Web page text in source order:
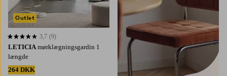
LETICIA mørklægningsgardin 1
længde
264 DKK
3,7 baseret på 9 bedømmelser
3,7 (9)
Outlet